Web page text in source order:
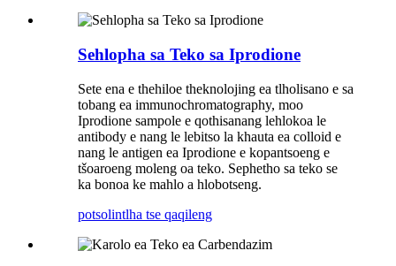
Sehlopha sa Teko sa Iprodione
Sete ena e thehiloe theknolojing ea tlholisano e sa
tobang ea immunochromatography, moo
Iprodione sampole e qothisanang lehlokoa le
antibody e nang le lebitso la khauta ea colloid e
nang le antigen ea Iprodione e kopantsoeng e
tšoaroeng moleng oa teko. Sephetho sa teko se
ka bonoa ke mahlo a hlobotseng.
potsolintlha tse qaqileng